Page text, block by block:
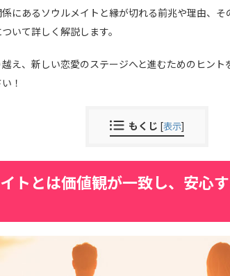
にあるソウルメイトと縁が切れる前兆や理由、
いて詳しく解説します。
え、新しい恋愛のステージへと進むためのヒン
！
もくじ [表示]
トとは価値観が一致し、安心